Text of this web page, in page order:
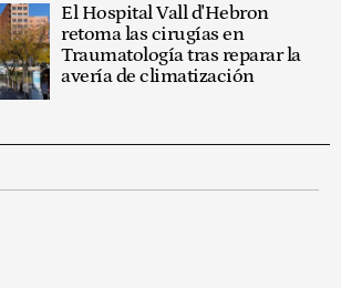
El Hospital Vall d'Hebron
retoma las cirugías en
Traumatología tras reparar la
avería de climatización